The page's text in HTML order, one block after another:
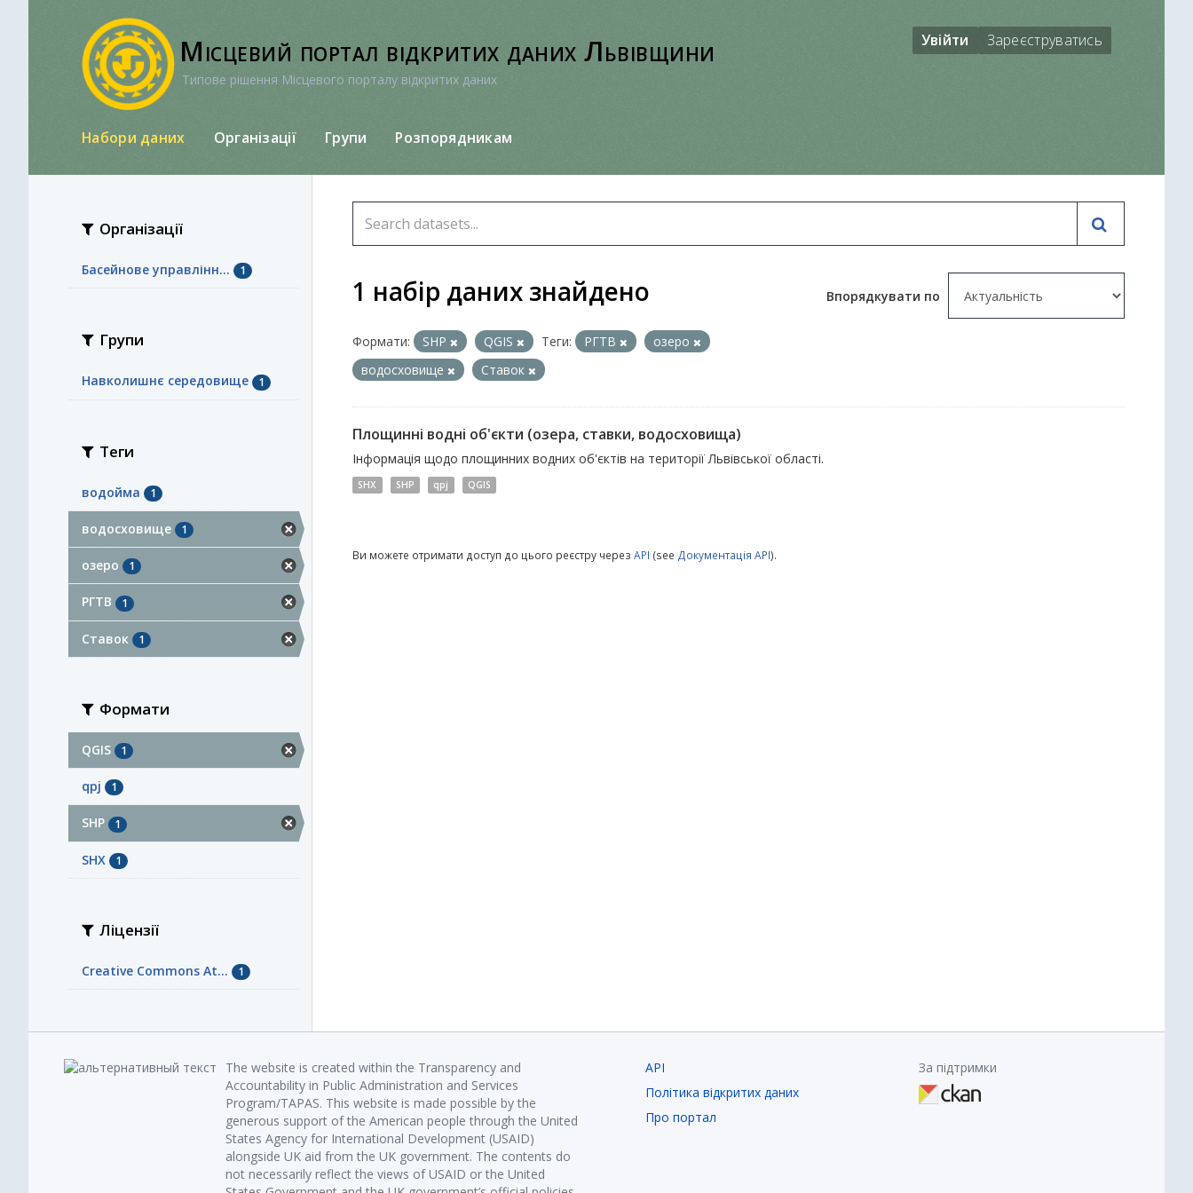
Місцевий портал відкритих даних Львівщини
Типове рішення Місцевого порталу відкритих даних
Увійти Зареєструватись
Набори даних Організації Групи Розпорядникам
Організації
Басейнове управлінн... 1
Групи
Навколишнє середовище 1
Теги
водойма 1
водосховище 1
озеро 1
РГТВ 1
Ставок 1
Формати
QGIS 1
qpj 1
SHP 1
SHX 1
Ліцензії
Creative Commons At... 1
Впорядкувати по
1 набір даних знайдено
Формати: SHP QGIS Теги: РГТВ
озеро
водосховище
Ставок
Площинні водні об'єкти (озера, ставки, водосховища)
Інформація щодо площинних водних об'єктів на території Львівської області.
SHX SHP qpj QGIS
Ви можете отримати доступ до цього реєстру через API (see Документація API).
The website is created within the Transparency and
Accountability in Public Administration and Services
Program/TAPAS. This website is made possible by the
generous support of the American people through the United
States Agency for International Development (USAID)
alongside UK aid from the UK government. The contents do
not necessarily reflect the views of USAID or the United
API
Політика відкритих даних
Про портал
За підтримки